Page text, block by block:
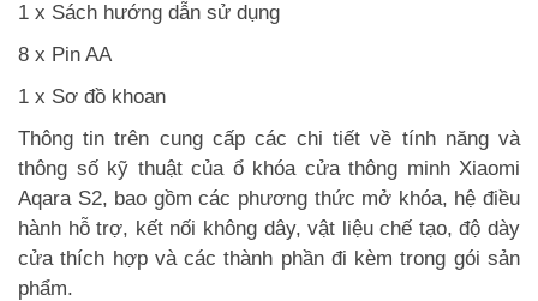
1 x Sách hướng dẫn sử dụng
8 x Pin AA
1 x Sơ đồ khoan
Thông tin trên cung cấp các chi tiết về tính năng và
thông số kỹ thuật của ổ khóa cửa thông minh Xiaomi
Aqara S2, bao gồm các phương thức mở khóa, hệ điều
hành hỗ trợ, kết nối không dây, vật liệu chế tạo, độ dày
cửa thích hợp và các thành phần đi kèm trong gói sản
phẩm.